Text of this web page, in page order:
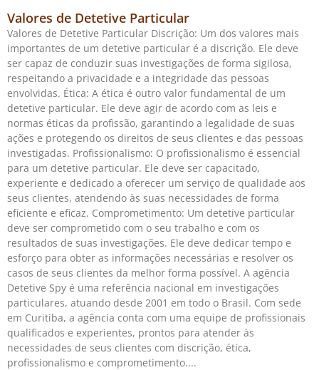
Valores de Detetive Particular
Valores de Detetive Particular Discrição: Um dos valores mais
importantes de um detetive particular é a discrição. Ele deve
ser capaz de conduzir suas investigações de forma sigilosa,
respeitando a privacidade e a integridade das pessoas
envolvidas. Ética: A ética é outro valor fundamental de um
detetive particular. Ele deve agir de acordo com as leis e
normas éticas da profissão, garantindo a legalidade de suas
ações e protegendo os direitos de seus clientes e das pessoas
investigadas. Profissionalismo: O profissionalismo é essencial
para um detetive particular. Ele deve ser capacitado,
experiente e dedicado a oferecer um serviço de qualidade aos
seus clientes, atendendo às suas necessidades de forma
eficiente e eficaz. Comprometimento: Um detetive particular
deve ser comprometido com o seu trabalho e com os
resultados de suas investigações. Ele deve dedicar tempo e
esforço para obter as informações necessárias e resolver os
casos de seus clientes da melhor forma possível. A agência
Detetive Spy é uma referência nacional em investigações
particulares, atuando desde 2001 em todo o Brasil. Com sede
em Curitiba, a agência conta com uma equipe de profissionais
qualificados e experientes, prontos para atender às
necessidades de seus clientes com discrição, ética,
profissionalismo e comprometimento.